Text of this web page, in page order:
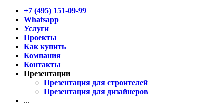
+7 (495) 151-09-99
Whatsapp
Услуги
Проекты
Как купить
Компания
Контакты
Презентации
Презентация для строителей
Презентация для дизайнеров
...